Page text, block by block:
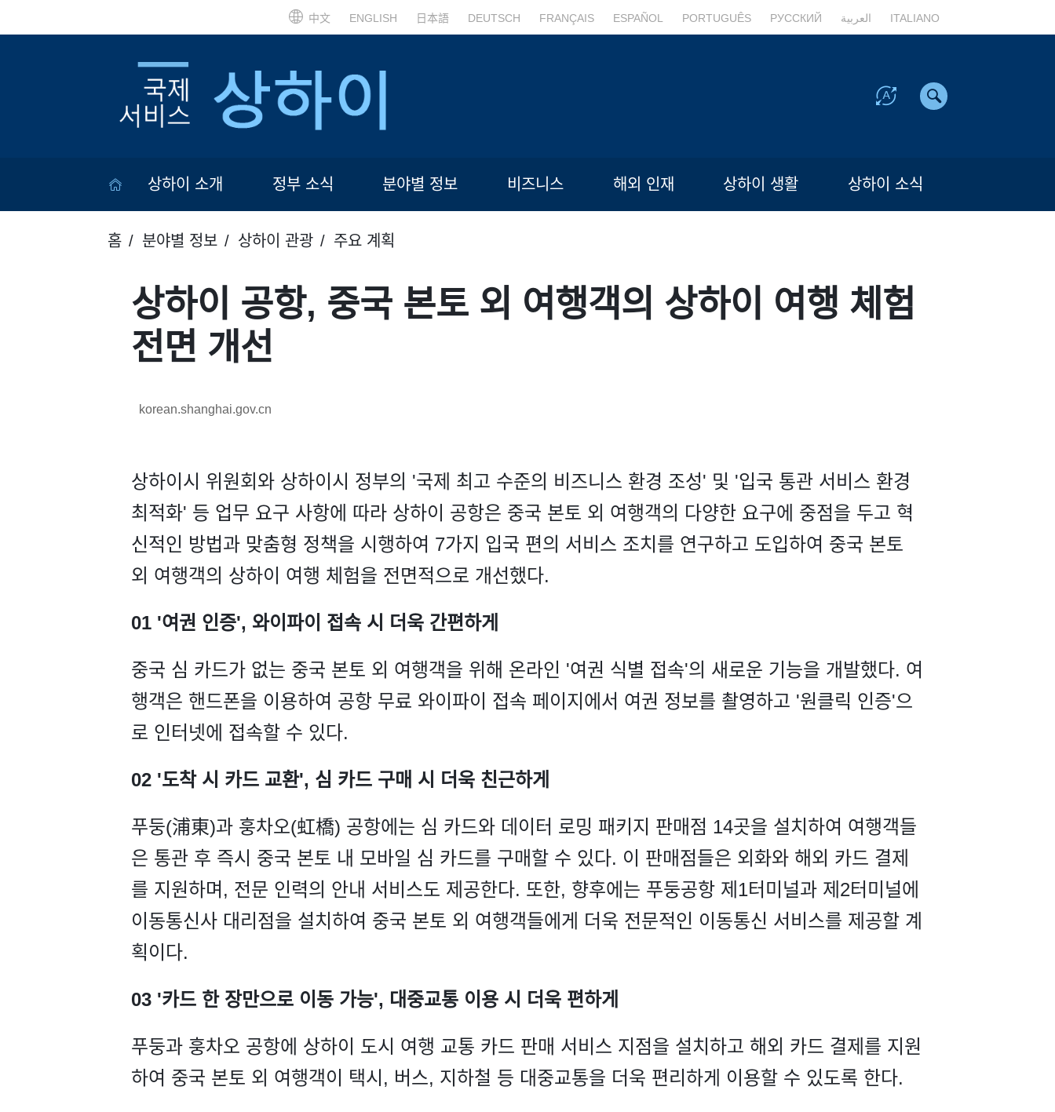
中文 ENGLISH 日本語 DEUTSCH FRANÇAIS ESPAÑOL PORTUGUÊS РУССКИЙ العربية ITALIANO
상하이 소개 정부 소식 분야별 정보 비즈니스 해외 인재 상하이 생활 상하이 소식
홈 분야별 정보 상하이 관광 주요 계획
상하이 공항, 중국 본토 외 여행객의 상하이 여행 체험
전면 개선
korean.shanghai.gov.cn
상하이시 위원회와 상하이시 정부의 '국제 최고 수준의 비즈니스 환경 조성' 및 '입국 통관 서비스 환경
최적화' 등 업무 요구 사항에 따라 상하이 공항은 중국 본토 외 여행객의 다양한 요구에 중점을 두고 혁
신적인 방법과 맞춤형 정책을 시행하여 7가지 입국 편의 서비스 조치를 연구하고 도입하여 중국 본토
외 여행객의 상하이 여행 체험을 전면적으로 개선했다.
01 '여권 인증', 와이파이 접속 시 더욱 간편하게
중국 심 카드가 없는 중국 본토 외 여행객을 위해 온라인 '여권 식별 접속'의 새로운 기능을 개발했다. 여
행객은 핸드폰을 이용하여 공항 무료 와이파이 접속 페이지에서 여권 정보를 촬영하고 '원클릭 인증'으
로 인터넷에 접속할 수 있다.
02 '도착 시 카드 교환', 심 카드 구매 시 더욱 친근하게
푸둥(浦東)과 훙차오(虹橋) 공항에는 심 카드와 데이터 로밍 패키지 판매점 14곳을 설치하여 여행객들
은 통관 후 즉시 중국 본토 내 모바일 심 카드를 구매할 수 있다. 이 판매점들은 외화와 해외 카드 결제
를 지원하며, 전문 인력의 안내 서비스도 제공한다. 또한, 향후에는 푸둥공항 제1터미널과 제2터미널에
이동통신사 대리점을 설치하여 중국 본토 외 여행객들에게 더욱 전문적인 이동통신 서비스를 제공할 계
획이다.
03 '카드 한 장만으로 이동 가능', 대중교통 이용 시 더욱 편하게
푸둥과 훙차오 공항에 상하이 도시 여행 교통 카드 판매 서비스 지점을 설치하고 해외 카드 결제를 지원
하여 중국 본토 외 여행객이 택시, 버스, 지하철 등 대중교통을 더욱 편리하게 이용할 수 있도록 한다.